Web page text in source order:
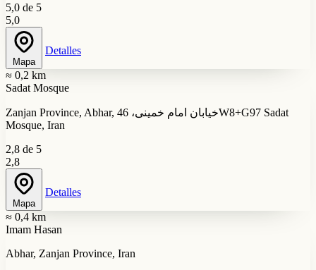
5,0 de 5
5,0
Mapa
Detalles
≈ 0,2 km
Sadat Mosque
Zanjan Province, Abhar, خیابان امام خمینی، 46W8+G97 Sadat
Mosque, Iran
2,8 de 5
2,8
Mapa
Detalles
≈ 0,4 km
Imam Hasan
Abhar, Zanjan Province, Iran